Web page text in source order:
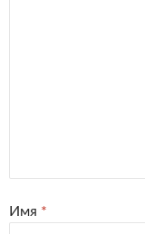
Имя *